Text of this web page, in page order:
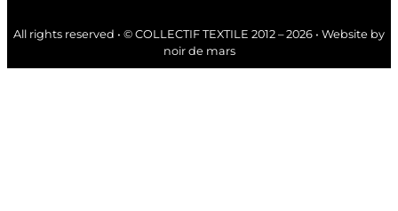
All rights reserved • © COLLECTIF TEXTILE 2012 – 2026 • Website by
noir de mars